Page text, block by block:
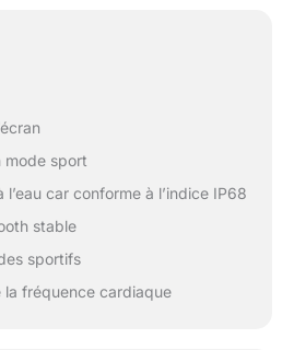
réveil, le chronomètre, la
poche. Une seule charge
prend 2 heures, l'autonomie
quotidienne de la batterie est
veille est de 30 jours.
Aucune charge fréquente
mode sport
car conforme à l’indice IP68
stable
sportifs
la fréquence cardiaque